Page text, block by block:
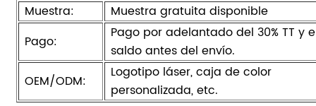
Muestra:
Muestra gratuita disponible
Pago:
Pago por adelantado del 30% TT y
saldo antes del envío.
OEM/ODM:
Logotipo láser, caja de color
personalizada, etc.